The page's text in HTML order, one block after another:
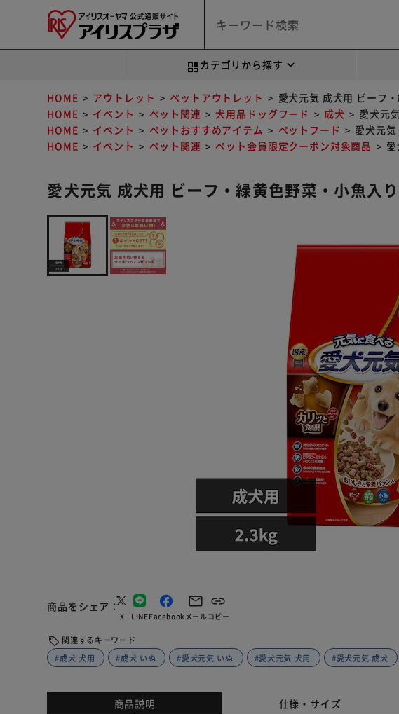
カテゴリから探す
HOME アウトレット ペットアウトレット
愛犬元気 成犬用 ビーフ
HOME
イベント ペット関連 犬用品ドッグフード 成犬
愛犬元
HOME
イベント ペットおすすめアイテム ペットフード
愛犬元
HOME
イベント ペット関連 ペット会員限定クーポン対象商品
愛犬元気 成犬用 ビーフ・緑黄色野菜・小魚入
商品をシェア
X LINEFacebookメールコピー
関連するキーワード
#成犬 犬用
#成犬 いぬ #愛犬元気 いぬ #愛犬元気 犬用 #愛犬元気 成犬
商品説明 仕様・サイズ